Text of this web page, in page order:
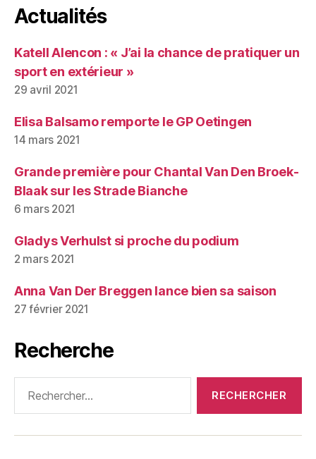
Actualités
Katell Alencon : « J’ai la chance de pratiquer un
sport en extérieur »
29 avril 2021
Elisa Balsamo remporte le GP Oetingen
14 mars 2021
Grande première pour Chantal Van Den Broek-
Blaak sur les Strade Bianche
6 mars 2021
Gladys Verhulst si proche du podium
2 mars 2021
Anna Van Der Breggen lance bien sa saison
27 février 2021
Recherche